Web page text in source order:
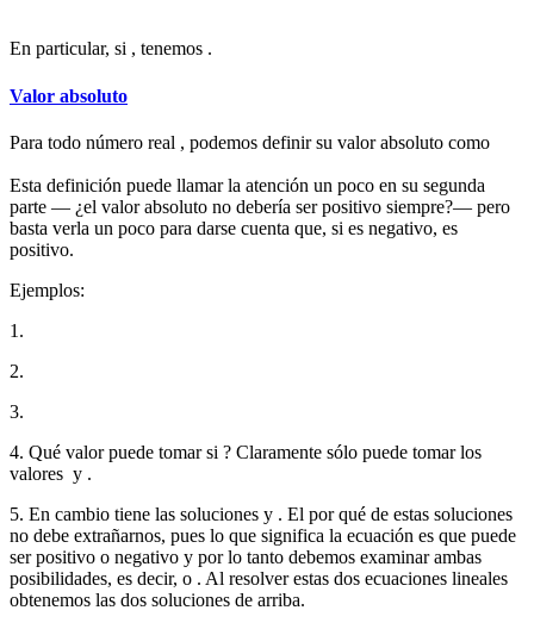
En particular, si , tenemos .
Valor absoluto
Para todo número real , podemos definir su valor absoluto como
Esta definición puede llamar la atención un poco en su segunda
parte — ¿el valor absoluto no debería ser positivo siempre?— pero
basta verla un poco para darse cuenta que, si es negativo, es
positivo.
Ejemplos:
1.
2.
3.
4. Qué valor puede tomarsi ? Claramente sólo puede tomar los
valores y .
5. En cambio tiene las soluciones y . El por qué de estas soluciones
no debe extrañarnos, pues lo que significa la ecuación es que puede
ser positivo o negativo y por lo tanto debemos examinar ambas
posibilidades, es decir, o . Al resolver estas dos ecuaciones lineales
obtenemos las dos soluciones de arriba.